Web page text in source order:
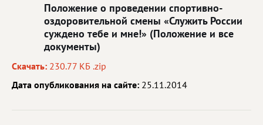
Положение о проведении спортивно-
оздоровительной смены «Служить России
суждено тебе и мне!» (Положение и все
документы)
Скачать: 230.77 КБ .zip
Дата опубликования на сайте: 25.11.2014